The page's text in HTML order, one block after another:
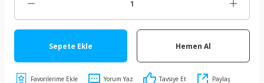
Sepete Ekle Hemen Al
Yorum Yaz Tavsiye Et Paylaş